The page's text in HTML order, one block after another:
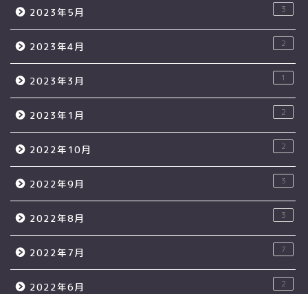
2023年5月 3
2023年4月 2
2023年3月 1
2023年1月 2
2022年10月 2
2022年9月 3
2022年8月 3
2022年7月 7
2022年6月 2